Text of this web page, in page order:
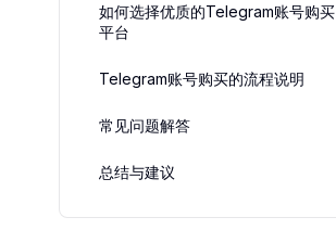
如何选择优质的Telegram账号购买
平台
Telegram账号购买的流程说明
常见问题解答
总结与建议